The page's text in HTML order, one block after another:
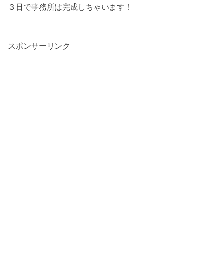
３日で事務所は完成しちゃいます！
スポンサーリンク